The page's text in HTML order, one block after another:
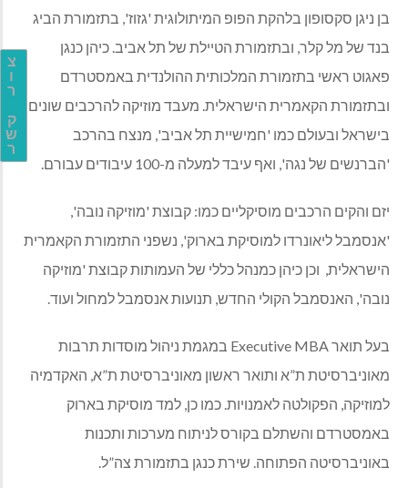
צ
ו
ר
ק
ש
ר
בן ניגן סקסופון בלהקת הפופ המיתולוגית 'גזוז', בתזמורת הביג
בנד של מל קלר, ובתזמורת הטיילת של תל אביב. כיהן כנגן
פאגוט ראשי בתזמורת המלכותית ההולנדית באמסטרדם
ובתזמורת הקאמרית הישראלית. מעבד מוזיקה להרכבים שונים
בישראל ובעולם כמו 'חמישיית תל אביב', מנצח בהרכב
'הברנשים של נגה', ואף עיבד למעלה מ-100 עיבודים עבורם.
יזם והקים הרכבים מוסיקליים כמו: קבוצת 'מוזיקה נובה',
'אנסמבל ליאונרדו למוסיקת בארוק', נשפני התזמורת הקאמרית
הישראלית, וכן כיהן כמנהל כללי של העמותות קבוצת 'מוזיקה
נובה', האנסמבל הקולי החדש, תנועות אנסמבל למחול ועוד.
בעל תואר Executive MBA במגמת ניהול מוסדות תרבות
מאוניברסיטת ת”א ותואר ראשון מאוניברסיטת ת”א, האקדמיה
למוזיקה, הפקולטה לאמנויות. כמו כן, למד מוסיקת בארוק
באמסטרדם והשתלם בקורס לניתוח מערכות ותכנות
באוניברסיטה הפתוחה. שירת כנגן בתזמורת צה”ל.